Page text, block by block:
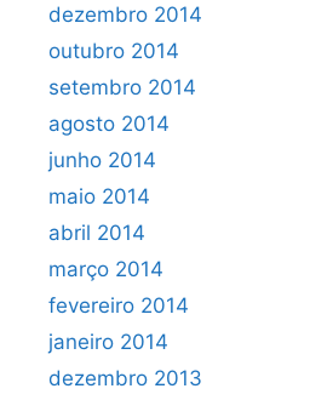
dezembro 2014
outubro 2014
setembro 2014
agosto 2014
junho 2014
maio 2014
abril 2014
março 2014
fevereiro 2014
janeiro 2014
dezembro 2013